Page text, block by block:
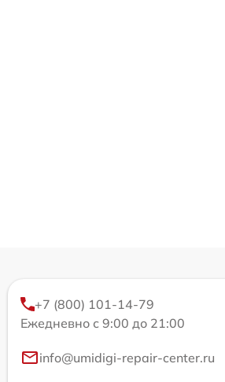
+7 (800) 101-14-79
Ежедневно с 9:00 до 21:00
info@umidigi-repair-center.ru